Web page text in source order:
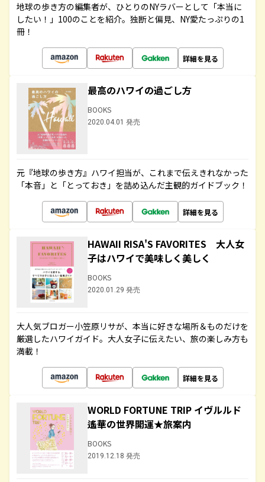
地球の歩き方の編集者が、ひとりのNYラバーとして「本当に
したい！」100のことを紹介。独断と偏見、NY愛たっぷりの1
冊！
詳細を見る
最高のハワイの過ごし方
BOOKS
2020.04.01 発売
元『地球の歩き方』ハワイ担当が、これまで伝えきれなかった
「本音」と「とっておき」を詰め込んだ主観的ガイドブック！
詳細を見る
HAWAII RISA'S FAVORITES 大人女
子はハワイで美味しく美しく
BOOKS
2020.01.29 発売
大人気ブロガー小笠原リサが、本当に好きな場所＆ものだけを
厳選したハワイガイド。大人女子に伝えたい、旅の楽しみ方も
満載！
詳細を見る
WORLD FORTUNE TRIP イヴルルド
遙華の世界開運★旅案内
BOOKS
2019.12.18 発売